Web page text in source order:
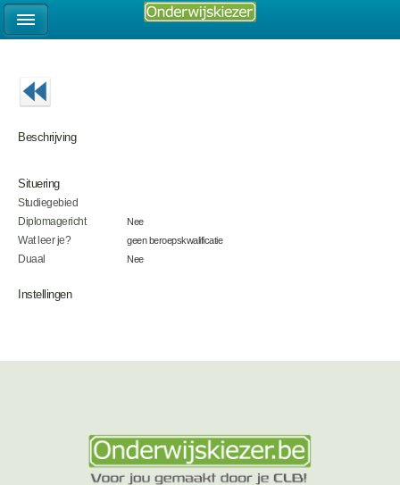
Beschrijving
Situering
Studiegebied
Diplomagericht
Nee
Wat leer je?
geen beroepskwalificatie
Duaal
Nee
Instellingen